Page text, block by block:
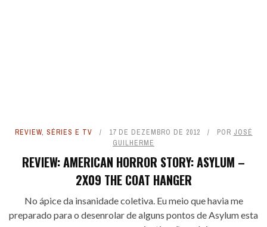
REVIEW, SÉRIES E TV 17 DE DEZEMBRO DE 2012 POR JOSÉ
GUILHERME
REVIEW: AMERICAN HORROR STORY: ASYLUM –
2X09 THE COAT HANGER
No ápice da insanidade coletiva. Eu meio que havia me
preparado para o desenrolar de alguns pontos de Asylum esta